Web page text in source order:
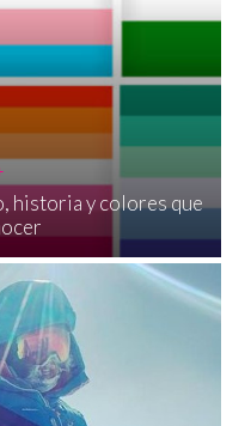
historia y colores que